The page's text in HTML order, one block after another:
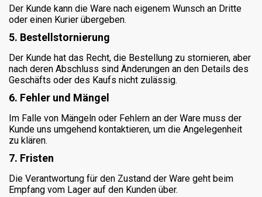
Der Kunde kann die Ware nach eigenem Wunsch an Dritte
oder einen Kurier übergeben.
5. Bestellstornierung
Der Kunde hat das Recht, die Bestellung zu stornieren, aber
nach deren Abschluss sind Änderungen an den Details des
Geschäfts oder des Kaufs nicht zulässig.
6. Fehler und Mängel
Im Falle von Mängeln oder Fehlern an der Ware muss der
Kunde uns umgehend kontaktieren, um die Angelegenheit
zu klären.
7. Fristen
Die Verantwortung für den Zustand der Ware geht beim
Empfang vom Lager auf den Kunden über.